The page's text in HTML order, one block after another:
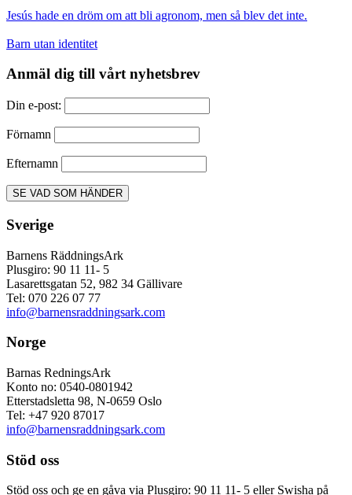
Jesús hade en dröm om att bli agronom, men så blev det inte.
Barn utan identitet
Anmäl dig till vårt nyhetsbrev
Din e-post:
Förnamn
Efternamn
Sverige
Barnens RäddningsArk
Plusgiro: 90 11 11- 5
Lasarettsgatan 52, 982 34 Gällivare
Tel: 070 226 07 77
info@barnensraddningsark.com
Norge
Barnas RedningsArk
Konto no: 0540-0801942
Etterstadsletta 98, N-0659 Oslo
Tel: +47 920 87017
info@barnensraddningsark.com
Stöd oss
Stöd oss och ge en gåva via Plusgiro: 90 11 11- 5 eller Swisha på